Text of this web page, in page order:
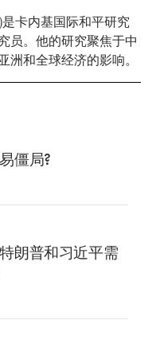
卡内基国际和平研究
员。他的研究聚焦于中
洲和全球经济的影响。
僵局?
朗普和习近平需